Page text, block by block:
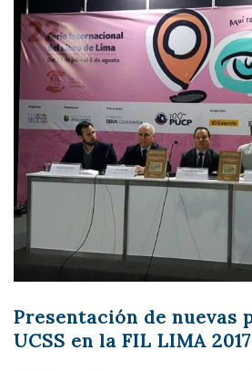
Presentación de nuevas
UCSS en la FIL LIMA 2017